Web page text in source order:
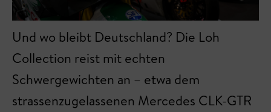
Und wo bleibt Deutschland? Die Loh
Collection reist mit echten
Schwergewichten an – etwa dem
strassenzugelassenen Mercedes CLK-GTR